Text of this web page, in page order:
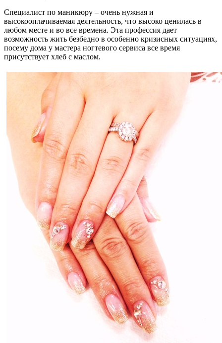
Специалист по маникюру – очень нужная и
высокооплачиваемая деятельность, что высоко ценилась в
любом месте и во все времена. Эта профессия дает
возможность жить безбедно в особенно кризисных ситуациях,
посему дома у мастера ногтевого сервиса все время
присутствует хлеб с маслом.